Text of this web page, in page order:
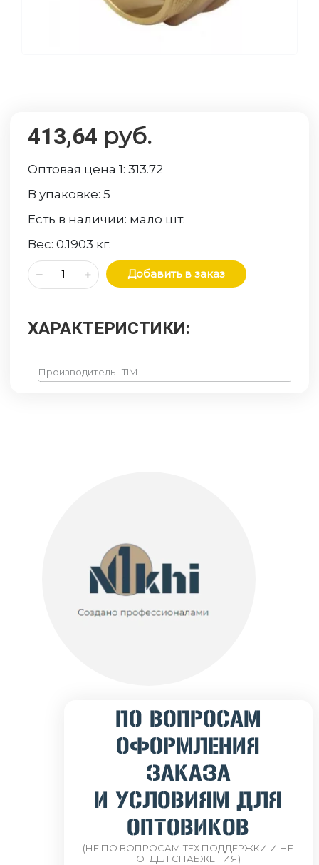
413,64 руб.
Оптовая цена 1:313.72
В упаковке:5
Есть в наличии: мало шт.
Вес:0.1903 кг.
Добавить в заказ
ХАРАКТЕРИСТИКИ:
Производитель TIM
ПО ВОПРОСАМ
ОФОРМЛЕНИЯ
ЗАКАЗА
И УСЛОВИЯМ ДЛЯ
ОПТОВИКОВ
(НЕ ПО ВОПРОСАМ ТЕХ.ПОДДЕРЖКИ И НЕ
ОТДЕЛ СНАБЖЕНИЯ)